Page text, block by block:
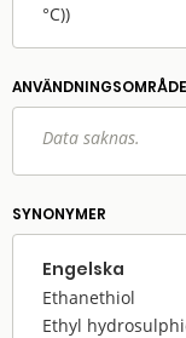
°C))
Data saknas.
SYNONYMER
Engelska
Ethanethiol
Ethyl